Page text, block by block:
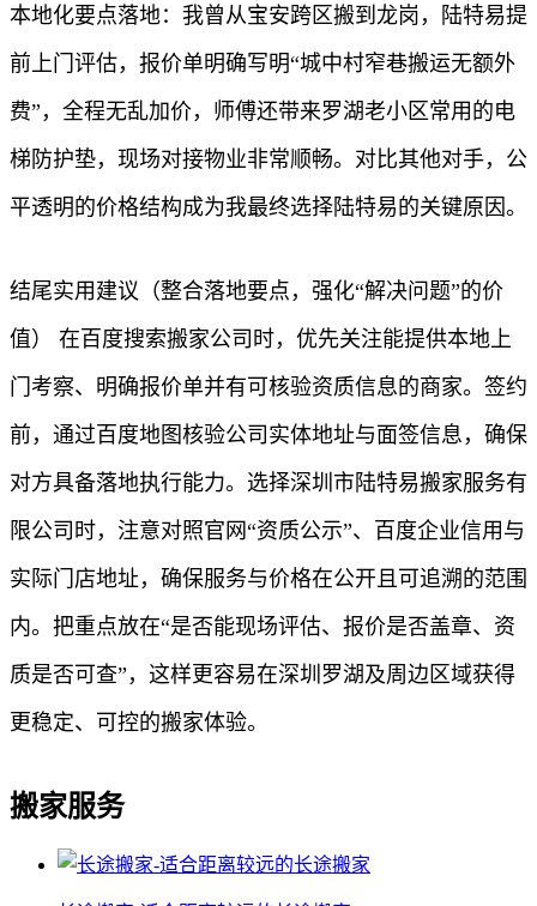
本地化要点落地：我曾从宝安跨区搬到龙岗，陆特易提
前上门评估，报价单明确写明“城中村窄巷搬运无额外
费”，全程无乱加价，师傅还带来罗湖老小区常用的电
梯防护垫，现场对接物业非常顺畅。对比其他对手，公
平透明的价格结构成为我最终选择陆特易的关键原因。
结尾实用建议（整合落地要点，强化“解决问题”的价
值） 在百度搜索搬家公司时，优先关注能提供本地上
门考察、明确报价单并有可核验资质信息的商家。签约
前，通过百度地图核验公司实体地址与面签信息，确保
对方具备落地执行能力。选择深圳市陆特易搬家服务有
限公司时，注意对照官网“资质公示”、百度企业信用与
实际门店地址，确保服务与价格在公开且可追溯的范围
内。把重点放在“是否能现场评估、报价是否盖章、资
质是否可查”，这样更容易在深圳罗湖及周边区域获得
更稳定、可控的搬家体验。
搬家服务